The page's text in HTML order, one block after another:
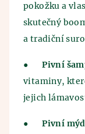
pokožku a
skutečný
a tradiční
● Pivní
vitaminy,
jejich
● Pivní